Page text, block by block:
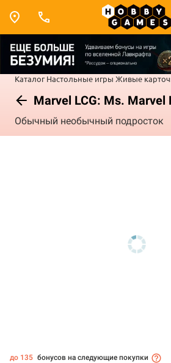
Каталог Настольные игры Живые
Marvel LCG: Ms. Marvel
Обычный необычный подросток
до 135 бонусов на следующие покупки